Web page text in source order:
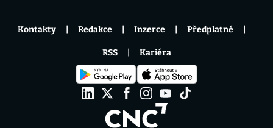
Kontakty Redakce Inzerce Předplatné
RSS Kariéra